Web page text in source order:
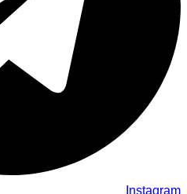
Instagram